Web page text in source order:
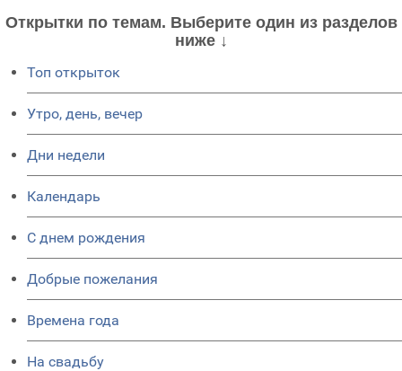
Открытки по темам. Выберите один из разделов
ниже ↓
Топ открыток
Утро, день, вечер
Дни недели
Календарь
C днем рождения
Добрые пожелания
Времена года
На свадьбу